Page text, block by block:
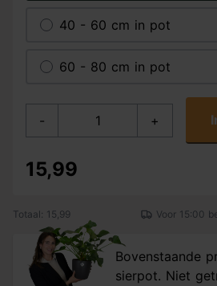
40 - 60 cm in pot
60 - 80 cm in pot
- +
15,99
Totaal: 15,99 Voor 15:00
Bovenstaande
sierpot. Niet